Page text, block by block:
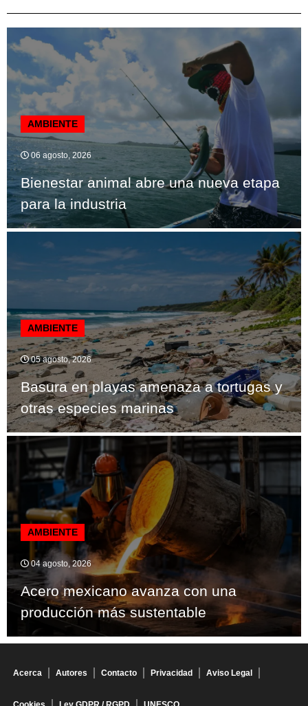
AMBIENTE
06 agosto, 2026
Bienestar animal abre una nueva etapa
para la industria
AMBIENTE
05 agosto, 2026
Basura en playas amenaza a tortugas y
otras especies marinas
AMBIENTE
04 agosto, 2026
Acero mexicano avanza con una
producción más sustentable
Acerca Autores Contacto Privacidad Aviso Legal